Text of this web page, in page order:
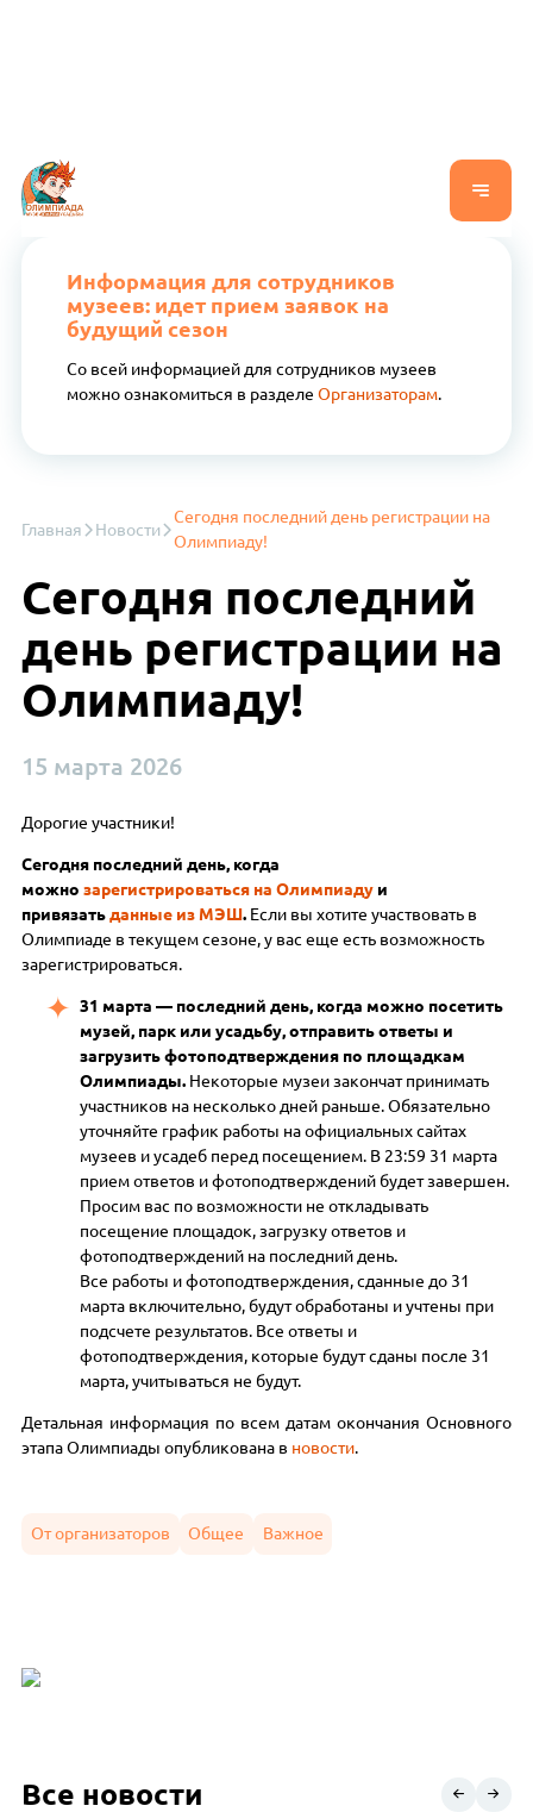
Информация для сотрудников
музеев: идет прием заявок на
будущий сезон
Со всей информацией для сотрудников музеев
можно ознакомиться в разделе Организаторам.
Главная Новости
Сегодня последний день регистрации на
Олимпиаду!
Сегодня последний
день регистрации на
Олимпиаду!
15 марта 2026
Дорогие участники!
Сегодня последний день, когда
можнозарегистрироваться на Олимпиаду и
привязатьданные из МЭШ. Если вы хотите участвовать в
Олимпиаде в текущем сезоне, у вас еще есть возможность
зарегистрироваться.
31 марта — последний день, когда можно посетить
музей, парк или усадьбу, отправить ответы и
загрузить фотоподтверждения по площадкам
Олимпиады. Некоторые музеи закончат принимать
участников на несколько дней раньше. Обязательно
уточняйте график работы на официальных сайтах
музеев и усадеб перед посещением. В 23:59 31 марта
прием ответов и фотоподтверждений будет завершен.
Просим вас по возможности не откладывать
посещение площадок, загрузку ответов и
фотоподтверждений на последний день.
Все работы и фотоподтверждения, сданные до 31
марта включительно, будут обработаны и учтены при
подсчете результатов. Все ответы и
фотоподтверждения, которые будут сданы после 31
марта, учитываться не будут.
Детальная информация по всем датам окончания Основного
этапа Олимпиады опубликована в новости.
От организаторов Общее Важное
Все новости